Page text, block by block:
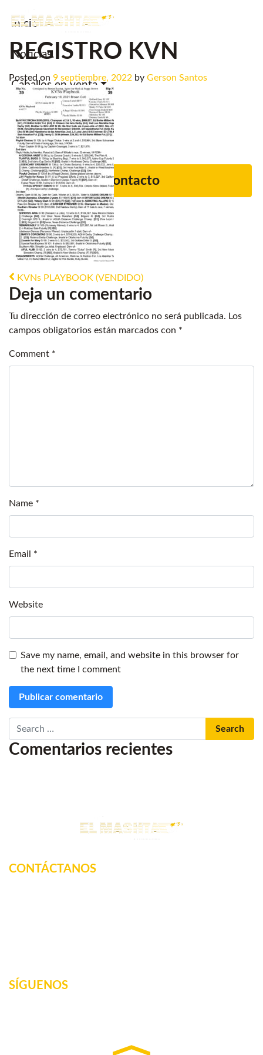
Inicio
Noticias.
Caballos en venta
Servicios
Criadero
Contacto
Main Navigation
REGISTRO KVN
Posted on 9 septiembre, 2022 by Gerson Santos
Post navigation
KVNs PLAYBOOK (VENDIDO)
Deja un comentario
Tu dirección de correo electrónico no será publicada. Los
campos obligatorios están marcados con *
Comment *
Name *
Email *
Website
Save my name, email, and website in this browser for
the next time I comment
Search
Comentarios recientes
CONTÁCTANOS
SÍGUENOS